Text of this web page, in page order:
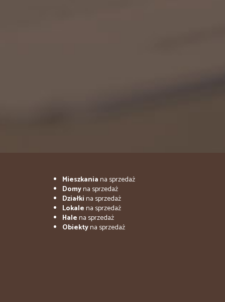
Mieszkaniana sprzedaż
Domyna sprzedaż
Działkina sprzedaż
Lokalena sprzedaż
Halena sprzedaż
Obiektyna sprzedaż